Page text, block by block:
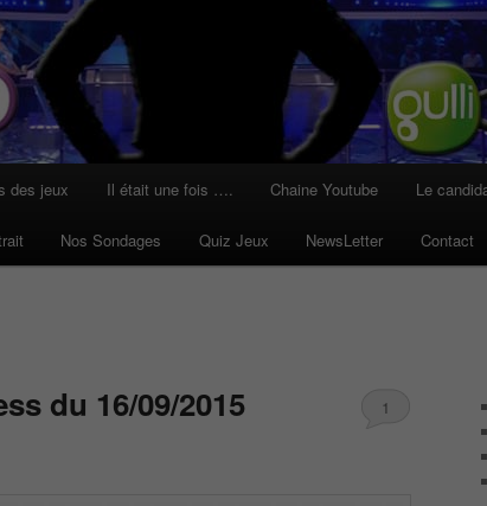
des jeux Il était une fois …. Chaine Youtube Le
Nos Sondages Quiz Jeux NewsLetter Contact
du 16/09/2015 1